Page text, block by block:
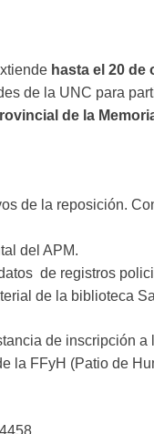
hasta el 20 de
de la UNC para
de la
de la reposición.
del APM.
de registros
de la biblioteca
de inscripción
la FFyH (Patio de